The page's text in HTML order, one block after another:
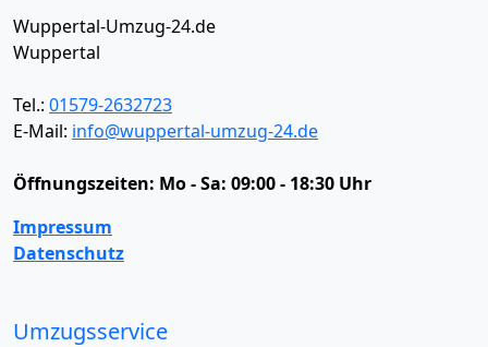
Wuppertal-Umzug-24.de
Wuppertal
Tel.: 01579-2632723
E-Mail: info@wuppertal-umzug-24.de
Öffnungszeiten: Mo - Sa: 09:00 - 18:30 Uhr
Impressum
Datenschutz
Umzugsservice